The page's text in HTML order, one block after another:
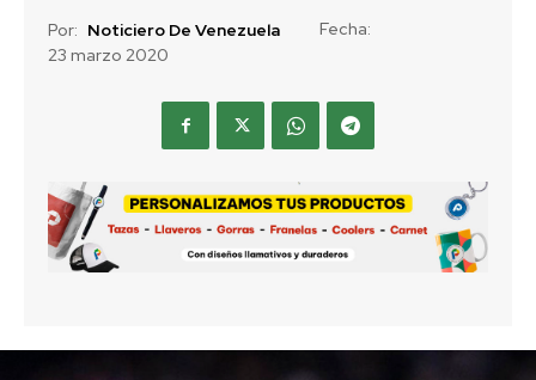
Por: Noticiero De Venezuela
Fecha:
23 marzo 2020